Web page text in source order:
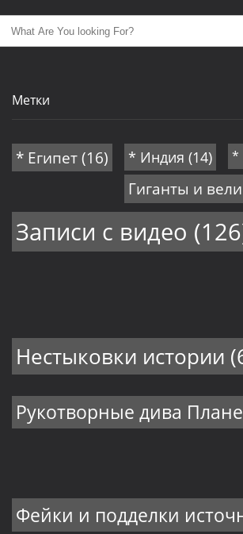
Метки
* Египет(16) * Индия (14) *
Гиганты и
Записи с видео
Нестыковки истории
Рукотворные дива
Фейки и подделки